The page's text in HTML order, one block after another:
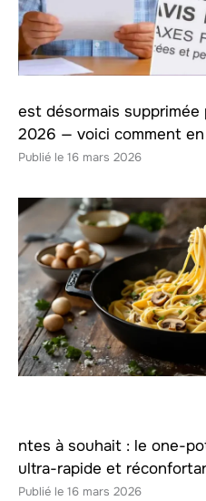
est désormais
2026 — voici comment
16 mars 2026
ntes à souhait : le one-
ultra-rapide et
16 mars 2026